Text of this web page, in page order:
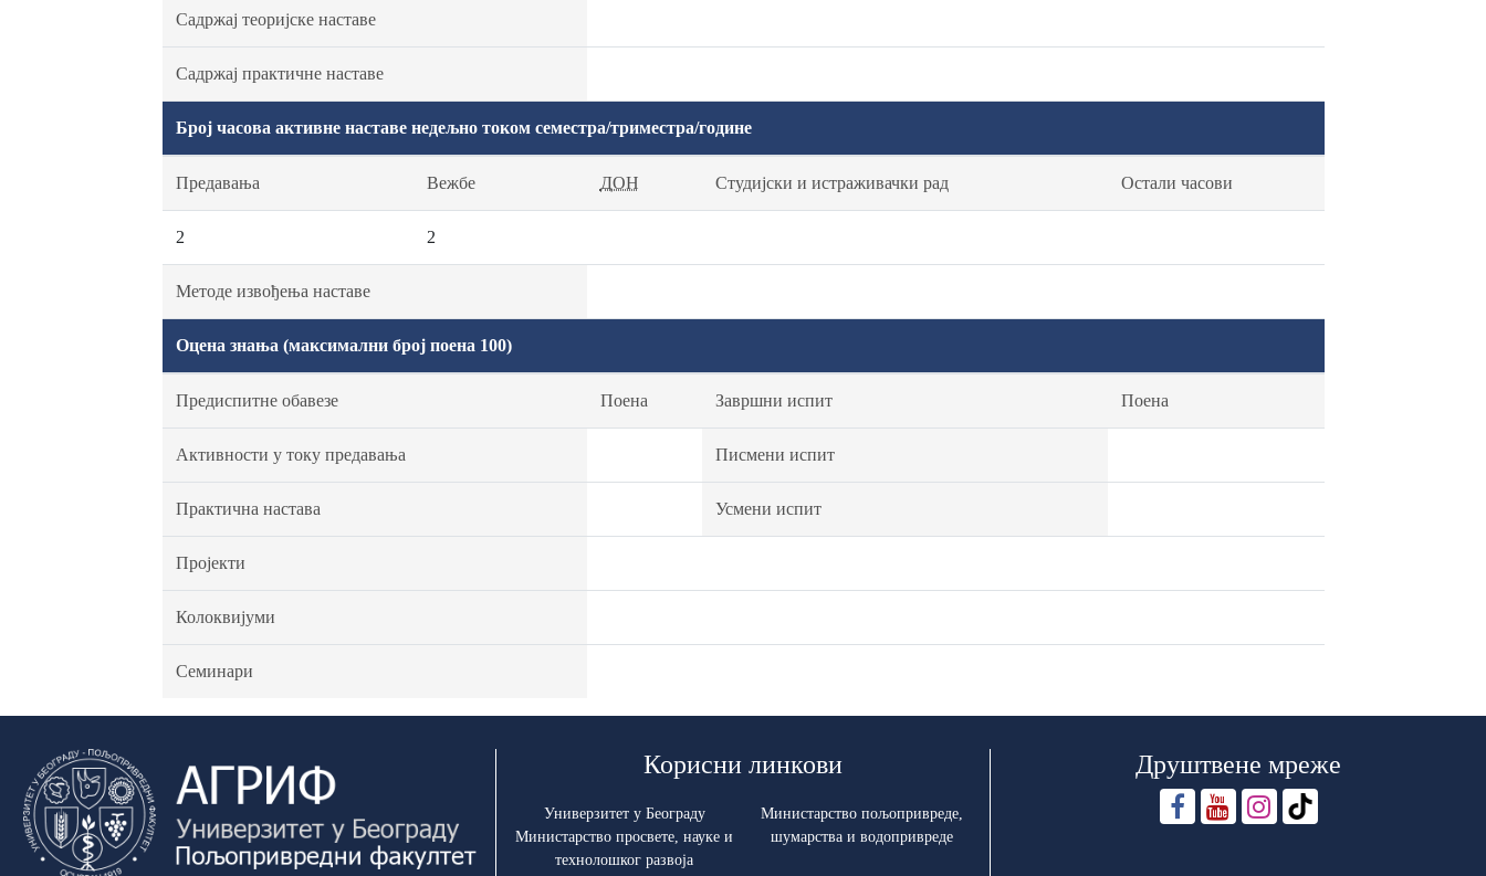
Садржај теоријске наставе
Садржај практичне наставе
Број часова активне наставе недељно током семестра/триместра/године
Предавања Вежбе ДОН Студијски и истраживачки рад Остали часови
2 2
Методе извођења наставе
Оцена знања (максимални број поена 100)
Предиспитне обавезе Поена Завршни испит Поена
Активности у току предавања Писмени испит
Практична настава Усмени испит
Пројекти
Колоквијуми
Семинари
Корисни линкови
Универзитет у Београду
Министарство просвете, науке и
технолошког развоја
Министарство пољопривреде,
шумарства и водопривреде
Друштвене мреже